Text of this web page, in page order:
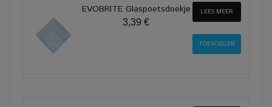
EVOBRITE Glaspoetsdoekje
3,39 €
LEES MEER